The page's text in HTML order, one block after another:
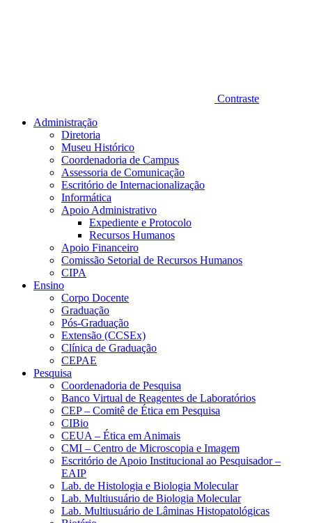
Contraste
Administração
Diretoria
Museu Histórico
Coordenadoria de Campus
Assessoria de Comunicação
Escritório de Internacionalização
Informática
Apoio Administrativo
Expediente e Protocolo
Recursos Humanos
Apoio Financeiro
Comissão Setorial de Recursos Humanos
CIPA
Ensino
Corpo Docente
Graduação
Pós-Graduação
Extensão (CCSEx)
Clínica de Graduação
CEPAE
Pesquisa
Coordenadoria de Pesquisa
Banco Virtual de Reagentes de Laboratórios
CEP – Comitê de Ética em Pesquisa
CIBio
CEUA – Ética em Animais
CMI – Centro de Microscopia e Imagem
Escritório de Apoio Institucional ao Pesquisador –
EAIP
Lab. de Histologia e Biologia Molecular
Lab. Multiusuário de Biologia Molecular
Lab. Multiusuário de Lâminas Histopatológicas